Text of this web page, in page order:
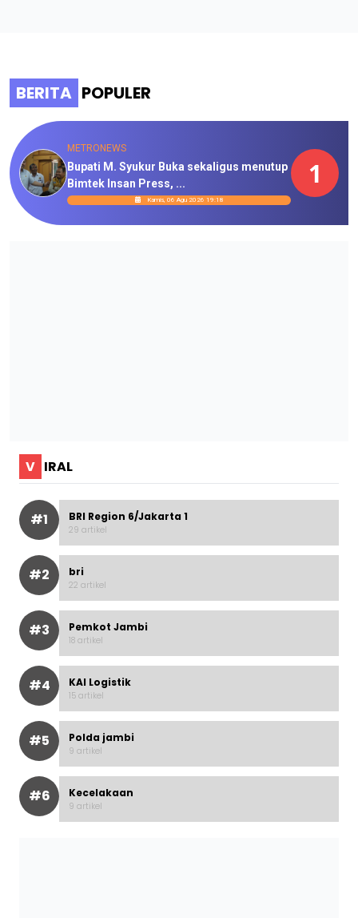
BERITA POPULER
METRONEWS
Bupati M. Syukur Buka sekaligus menutup
Bimtek Insan Press, ...
Kamis, 06 Agu 2026 19:18
1
V IRAL
#1 BRI Region 6/Jakarta 1
29 artikel
#2 bri
22 artikel
#3 Pemkot Jambi
18 artikel
#4 KAI Logistik
15 artikel
#5 Polda jambi
9 artikel
#6 Kecelakaan
9 artikel